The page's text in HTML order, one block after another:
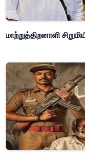
மாற்றுத்திறனாளி